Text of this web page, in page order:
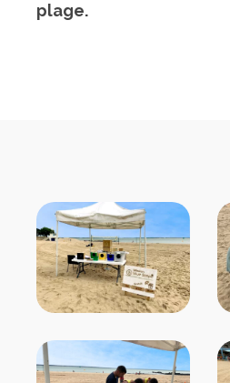
plage.